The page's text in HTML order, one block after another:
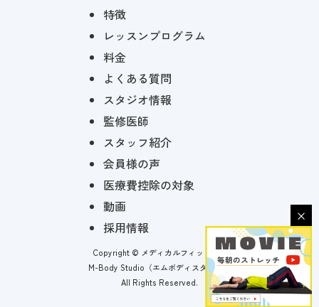
×
特徴
レッスンプログラム
料金
よくある質問
スタジオ情報
監修医師
スタッフ紹介
会員様の声
医療費控除の対象
動画
採用情報
Copyright © メディカルフィットネス
M-Body Studio（エムボディスタジオ）
All Rights Reserved.